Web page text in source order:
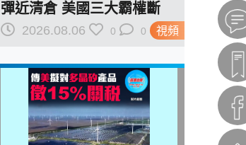
視頻
彈近清倉 美國三大霸權斷
二？軍事崩 經濟損
2026.08.06 0 0